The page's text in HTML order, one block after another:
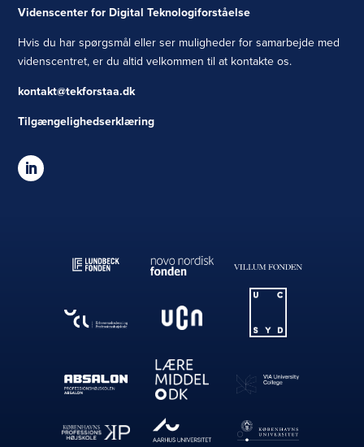
Videnscenter for Digital Teknologiforståelse
Hvis du har spørgsmål eller ser muligheder for samarbejde med
videnscentret, er du altid velkommen til at kontakte os.
kontakt@tekforstaa.dk
Tilgængelighedserklæring